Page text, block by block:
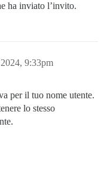
ha inviato l’invito.
9:33pm
per il tuo nome utente.
lo stesso